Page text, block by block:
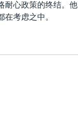
耐心政策的终结。他
考虑之中。